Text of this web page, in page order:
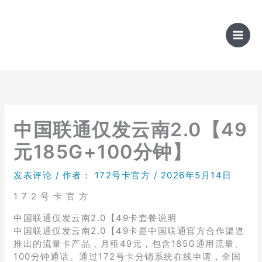
中国联通仅发云南2.0【49
元185G+100分钟】
发表评论 / 作者： 172号卡官方 / 2026年5月14日
1 7 2 号 卡 官 方
中国联通仅发云南2.0【49卡套餐说明
中国联通仅发云南2.0【49卡是中国联通官方合作渠道
推出的流量卡产品，月租49元，包含185G通用流量、
100分钟通话。通过172号卡分销系统在线申请，全国